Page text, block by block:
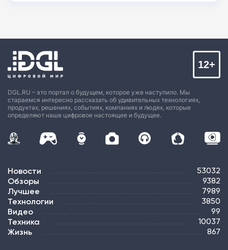
DGL.RU – это портал о будущем, которое уже наступило. Мы
стараемся интересно рассказать об удивительных технологиях,
продуктах, решениях, событиях, компаниях и людях, которые
определяют наше цифровое настоящее и будущее.
12+
Новости 53032
Обзоры 9382
Лучшее 7989
Технологии 3850
Видео 99
Техника 10037
Жизнь 867